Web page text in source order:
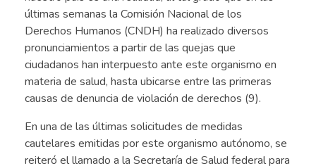
últimas semanas la Comisión Nacional de los
Derechos Humanos (CNDH) ha realizado diversos
pronunciamientos a partir de las quejas que
ciudadanos han interpuesto ante este organismo en
materia de salud, hasta ubicarse entre las primeras
causas de denuncia de violación de derechos (9).
En una de las últimas solicitudes de medidas
cautelares emitidas por este organismo autónomo, se
reiteró el llamado a la Secretaría de Salud federal para